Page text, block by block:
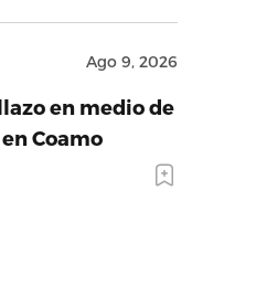
Ago 9, 2026
en medio de
Coamo